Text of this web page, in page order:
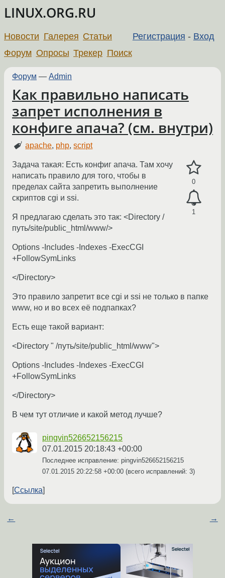
LINUX.ORG.RU
Регистрация - Вход
Новости Галерея Статьи
Форум Опросы Трекер Поиск
Форум — Admin
Как правильно написать
запрет исполнения в
конфиге апача? (см. внутри)
apache, php,script
0
1
Задача такая: Есть конфиг апача. Там хочу
написать правило для того, чтобы в
пределах сайта запретить выполнение
скриптов cgi и ssi.
Я предлагаю сделать это так: <Directory /
путь/site/public_html/www/>
Options -Includes -Indexes -ExecCGI
+FollowSymLinks
</Directory>
Это правило запретит все cgi и ssi не только в папке
www, но и во всех её подпапках?
Есть еще такой вариант:
<Directory " /путь/site/public_html/www">
Options -Includes -Indexes -ExecCGI
+FollowSymLinks
</Directory>
В чем тут отличие и какой метод лучше?
pingvin526652156215
07.01.2015 20:18:43 +00:00
Последнее исправление: pingvin526652156215
07.01.2015 20:22:58 +00:00 (всего исправлений: 3)
Ссылка
← →